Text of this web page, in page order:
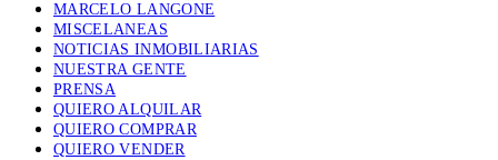
MARCELO LANGONE
MISCELANEAS
NOTICIAS INMOBILIARIAS
NUESTRA GENTE
PRENSA
QUIERO ALQUILAR
QUIERO COMPRAR
QUIERO VENDER